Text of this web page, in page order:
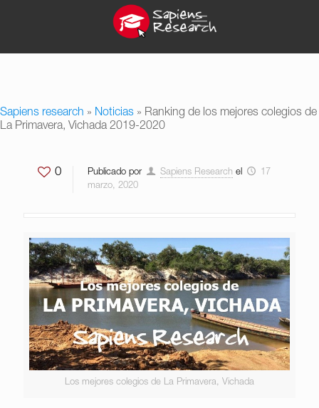
Sapiens research » Noticias » Ranking de los mejores colegios de
La Primavera, Vichada 2019-2020
0 Publicado por Sapiens Research el
17
marzo, 2020
Los mejores colegios de La Primavera, Vichada